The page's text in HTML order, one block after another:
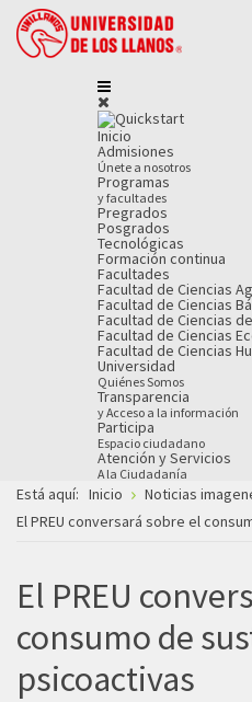
Inicio
Admisiones
Únete a nosotros
Programas
y facultades
Pregrados
Posgrados
Tecnológicas
Formación continua
Facultades
Facultad de Ciencias
Facultad de Ciencias
Facultad de Ciencias
Facultad de Ciencias
Facultad de Ciencias
Universidad
Quiénes Somos
Transparencia
y Acceso a la información
Participa
Espacio ciudadano
Atención y Servicios
A la Ciudadanía
Está aquí: Inicio
Noticias
El PREU conversará sobre el
El PREU
consumo de
psicoactivas